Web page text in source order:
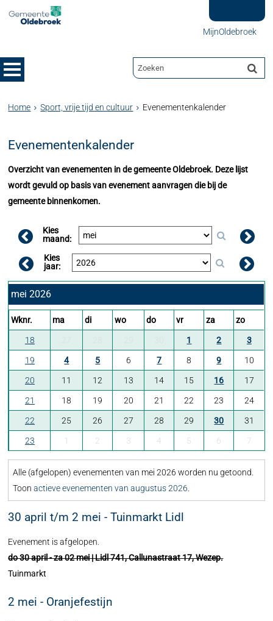
MijnOldebroek
Home Sport, vrije tijd en cultuur Evenementenkalender
Evenementenkalender
Overzicht van evenementen in de gemeente Oldebroek. Deze lijst
wordt gevuld op basis van evenement aanvragen die bij de
gemeente binnenkomen.
Kies
maand:
Kies
jaar:
mei 2026
Wknr. ma di wo do vr za zo
18 1 2 3
19 4 5 6 7 8 9 10
20 11 12 13 14 15 16 17
21 18 19 20 21 22 23 24
22 25 26 27 28 29 30 31
23 1 2 3 4 5 6 7
Alle (afgelopen) evenementen van mei 2026 worden nu getoond.
Toonactieve evenementen van augustus 2026
30 april t/m 2 mei - Tuinmarkt Lidl
Evenement is afgelopen.
do 30 april - za 02 mei | Lidl 741, Callunastraat 17, Wezep.
Tuinmarkt
2 mei - Oranjefestijn